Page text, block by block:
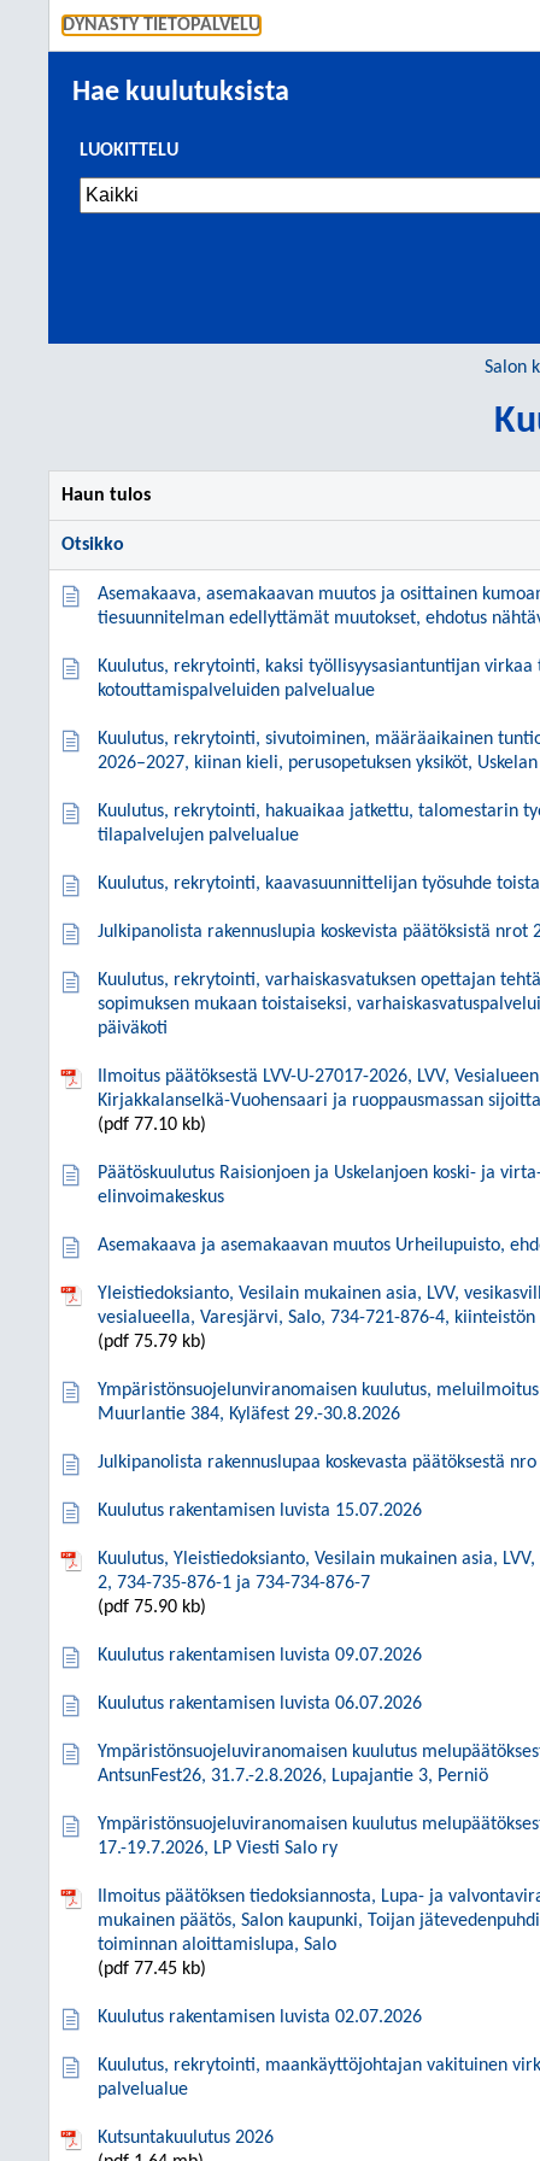
DYNASTY TIETOPALVELU
Hae kuulutuksista
LUOKITTELU
Salon
Haun tulos
Otsikko
Asemakaava, asemakaavan muutos ja osittainen
tiesuunnitelman edellyttämät muutokset, ehdotus
Kuulutus, rekrytointi, kaksi työllisyysasiantuntijan virkaa
kotouttamispalveluiden palvelualue
Kuulutus, rekrytointi, sivutoiminen, määräaikainen
2026–2027, kiinan kieli, perusopetuksen yksiköt,
Kuulutus, rekrytointi, hakuaikaa jatkettu, talomestarin
tilapalvelujen palvelualue
Kuulutus, rekrytointi, kaavasuunnittelijan työsuhde
Julkipanolista rakennuslupia koskevista päätöksistä nrot
Kuulutus, rekrytointi, varhaiskasvatuksen opettajan
sopimuksen mukaan toistaiseksi,
päiväkoti
Ilmoitus päätöksestä LVV-U-27017-2026, LVV,
Kirjakkalanselkä-Vuohensaari ja ruoppausmassan
(pdf 77.10 kb)
Päätöskuulutus Raisionjoen ja Uskelanjoen koski- ja
elinvoimakeskus
Asemakaava ja asemakaavan muutos Urheilupuisto,
Yleistiedoksianto, Vesilain mukainen asia, LVV,
vesialueella, Varesjärvi, Salo, 734-721-876-4,
(pdf 75.79 kb)
Ympäristönsuojelunviranomaisen kuulutus,
Muurlantie 384, Kyläfest 29.-30.8.2026
Julkipanolista rakennuslupaa koskevasta päätöksestä
Kuulutus rakentamisen luvista 15.07.2026
Kuulutus, Yleistiedoksianto, Vesilain mukainen asia,
2, 734-735-876-1 ja 734-734-876-7
(pdf 75.90 kb)
Kuulutus rakentamisen luvista 09.07.2026
Kuulutus rakentamisen luvista 06.07.2026
Ympäristönsuojeluviranomaisen kuulutus
AntsunFest26, 31.7.-2.8.2026, Lupajantie 3, Perniö
Ympäristönsuojeluviranomaisen kuulutus
17.-19.7.2026, LP Viesti Salo ry
Ilmoitus päätöksen tiedoksiannosta, Lupa- ja
mukainen päätös, Salon kaupunki, Toijan
toiminnan aloittamislupa, Salo
(pdf 77.45 kb)
Kuulutus rakentamisen luvista 02.07.2026
Kuulutus, rekrytointi, maankäyttöjohtajan vakituinen
palvelualue
Kutsuntakuulutus 2026